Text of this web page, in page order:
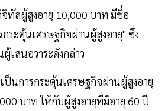
ทัลผู้สูงอายุ 10,000 บาท มีชื่อ
กระตุ้นเศรษฐกิจผ่านผู้สูงอายุ" ซึ่ง
เสนอวาระดังกล่าว
ป็นการกระตุ้นเศรษฐกิจผ่านผู้สูงอายุ
บาท ให้กับผู้สูงอายุที่มีอายุ 60 ปี